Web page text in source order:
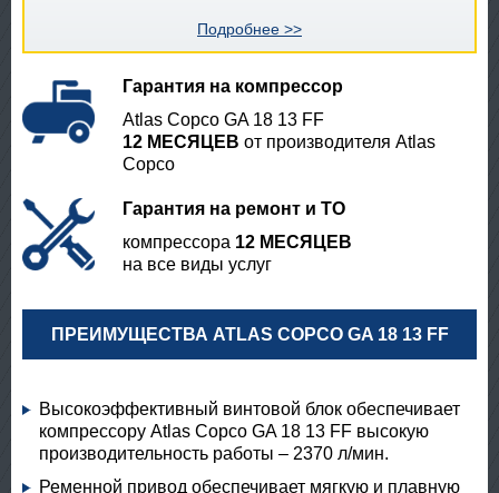
Подробнее >>
Гарантия на компрессор
Atlas Copco GA 18 13 FF
12 МЕСЯЦЕВ от производителя Atlas
Copco
Гарантия на ремонт и ТО
компрессора 12 МЕСЯЦЕВ
на все виды услуг
ПРЕИМУЩЕСТВА ATLAS COPCO GA 18 13 FF
Высокоэффективный винтовой блок обеспечивает
компрессору Atlas Copco GA 18 13 FF высокую
производительность работы – 2370 л/мин.
Ременной привод обеспечивает мягкую и плавную